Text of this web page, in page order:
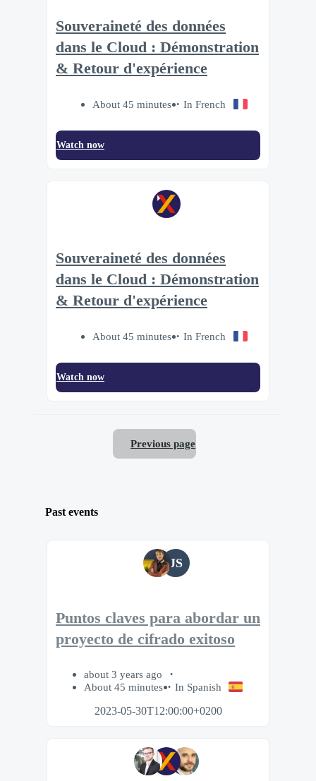
Souveraineté des données
dans le Cloud : Démonstration
& Retour d'expérience
About 45 minutes In French
Watch now
Souveraineté des données
dans le Cloud : Démonstration
& Retour d'expérience
About 45 minutes In French
Watch now
Previous page
Past events
JS
Puntos claves para abordar un
proyecto de cifrado exitoso
about 3 years ago
About 45 minutes
In Spanish
2023-05-30T12:00:00+0200